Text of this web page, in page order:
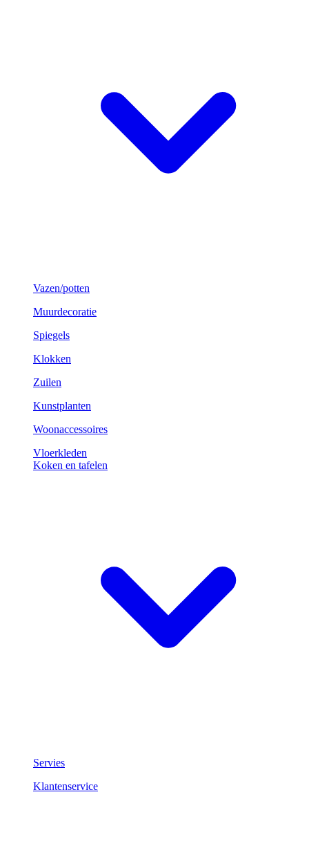
Vazen/potten
Muurdecoratie
Spiegels
Klokken
Zuilen
Kunstplanten
Woonaccessoires
Vloerkleden
Koken en tafelen
Servies
Klantenservice